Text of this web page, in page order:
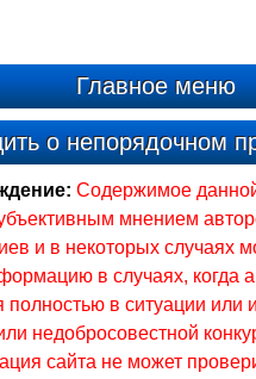
Главное меню
о непорядочном
Содержимое
мнением
и в некоторых случаях
в случаях, когда
полностью в ситуации или
недобросовестной
сайта не может